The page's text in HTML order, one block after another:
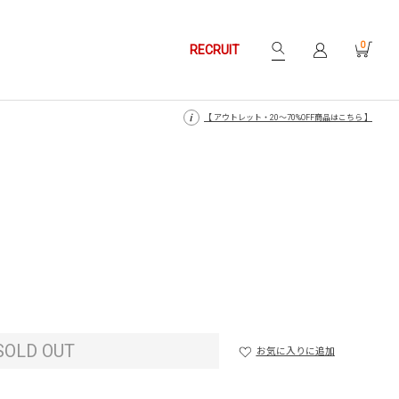
RECRUIT 0
【 月〜金14時、土日祝12時までにご注文で当日発送・発送無休 】
【 アウトレット・20〜70%OFF商品はこちら 】
【 月〜金14時、土日祝12時までにご注文で当日発送・発送無休 】
【 アウトレット・20〜70%OFF商品はこちら 】
OUT お気に入りに追加